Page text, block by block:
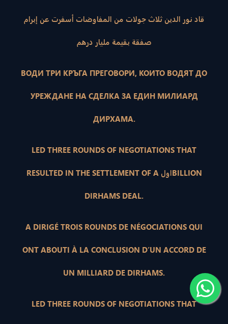
قاد نور الدين ثلاث جولات من المفاوضات أسفرت عن إبرام
صفقة بقيمة مليار درهم
ВОДИ ТРИ КРЪГА ПРЕГОВОРИ, КОИТО ВОДЯТ ДО
УРЕЖДАНЕ НА СДЕЛКА ЗА ЕДИН МИЛИАРД
ДИРХАМА.
LED THREE ROUNDS OF NEGOTIATIONS THAT
RESULTED IN THE SETTLEMENT OF A اولBILLION
DIRHAMS DEAL.
A DIRIGÉ TROIS ROUNDS DE NÉGOCIATIONS QUI
ONT ABOUTI À LA CONCLUSION D’UN ACCORD DE
UN MILLIARD DE DIRHAMS.
LED THREE ROUNDS OF NEGOTIATIONS THAT